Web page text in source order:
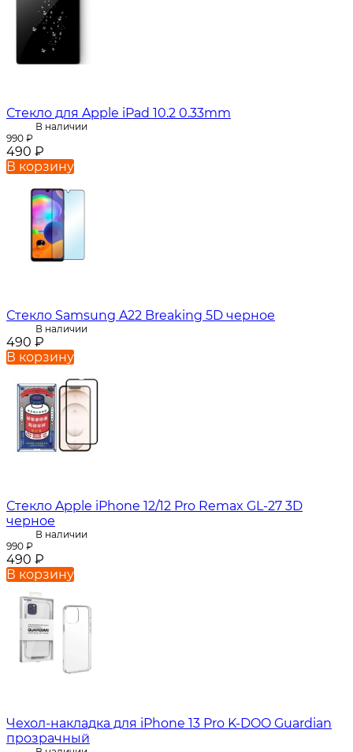
Стекло для Apple iPad 10.2 0.33mm
В наличии
990 ₽
490 ₽
В корзину
Стекло Samsung A22 Breaking 5D черное
В наличии
490 ₽
В корзину
Стекло Apple iPhone 12/12 Pro Remax GL-27 3D
черное
В наличии
990 ₽
490 ₽
В корзину
Чехол-накладка для iPhone 13 Pro K-DOO Guardian
прозрачный